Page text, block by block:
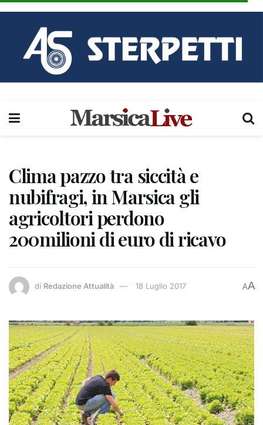
Clima pazzo tra siccità e
nubifragi, in Marsica gli
agricoltori perdono
200milioni di euro di ricavo
di Redazione Attualità 18 Luglio 2017 AA